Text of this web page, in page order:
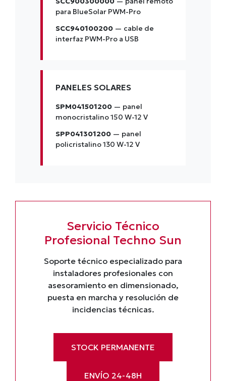
para BlueSolar PWM-Pro
SCC940100200 — cable de
interfaz PWM-Pro a USB
PANELES SOLARES
SPM041501200 — panel
monocristalino 150 W-12 V
SPP041301200 — panel
policristalino 130 W-12 V
Servicio Técnico
Profesional Techno Sun
Soporte técnico especializado para
instaladores profesionales con
asesoramiento en dimensionado,
puesta en marcha y resolución de
incidencias técnicas.
STOCK PERMANENTE
ENVÍO 24-48H